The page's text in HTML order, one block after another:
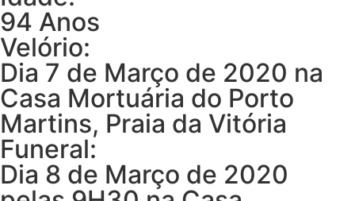
94 Anos
Velório:
Dia 7 de Março de 2020 na
Casa Mortuária do Porto
Martins, Praia da Vitória
Funeral:
Dia 8 de Março de 2020